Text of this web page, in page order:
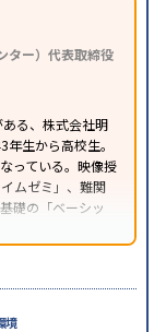
ター）代表取締役
る、株式会社明
生から高校生。
っている。映像授
ムゼミ」、難関
礎の「ベーシッ
境